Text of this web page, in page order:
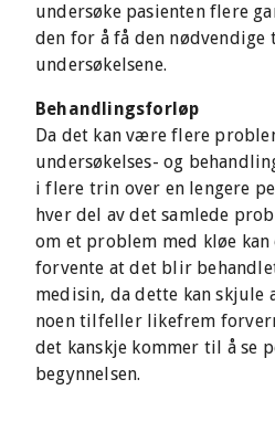
undersøke pasienten flere
den for å få den
undersøkelsene.
Behandlingsforløp
Da det kan være flere
undersøkelses- og
i flere trin over en lengere
hver del av det samlede
om et problem med kløe
forvente at det blir
medisin, da dette kan skjule
noen tilfeller likefrem
det kanskje kommer til å se
begynnelsen.